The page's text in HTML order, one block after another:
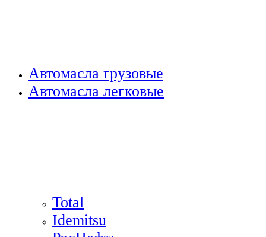
Автомасла грузовые
Автомасла легковые
Total
Idemitsu